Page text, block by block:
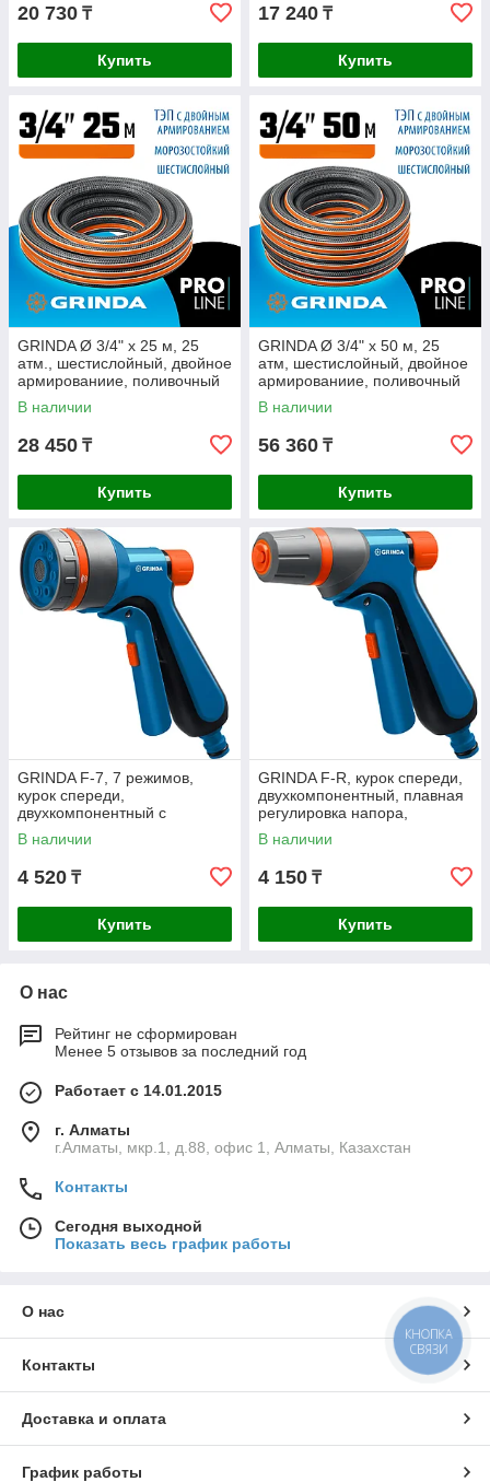
20 730 ₸
Купить
17 240 ₸
Купить
GRINDA Ø 3/4" х 25 м, 25
атм., шестислойный, двойное
армированиие, поливочный
шланг ULTRA 6 PROLine
В наличии
28 450 ₸
Купить
GRINDA Ø 3/4" х 50 м, 25
атм, шестислойный, двойное
армированиие, поливочный
шланг ULTRA 6 PROLine
В наличии
56 360 ₸
Купить
GRINDA F-7, 7 режимов,
курок спереди,
двухкомпонентный с
регулятором напора,
поливочный пистолет,
В наличии
4 520 ₸
Купить
GRINDA F-R, курок спереди,
двухкомпонентный, плавная
регулировка напора,
поливочный пистолет,
PROLine
В наличии
4 150 ₸
Купить
О нас
Рейтинг не сформирован
Менее 5 отзывов за последний год
Работает с 14.01.2015
г. Алматы
г.Алматы, мкр.1, д.88, офис 1, Алматы, Казахстан
Контакты
Сегодня выходной
Показать весь график работы
О нас
Контакты
Доставка и оплата
График работы
КНОПКА
СВЯЗИ